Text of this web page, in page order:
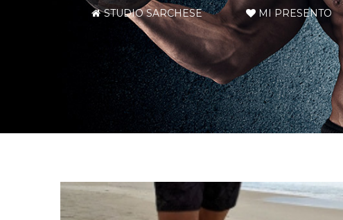
STUDIO SARCHESE MI PRESENTO